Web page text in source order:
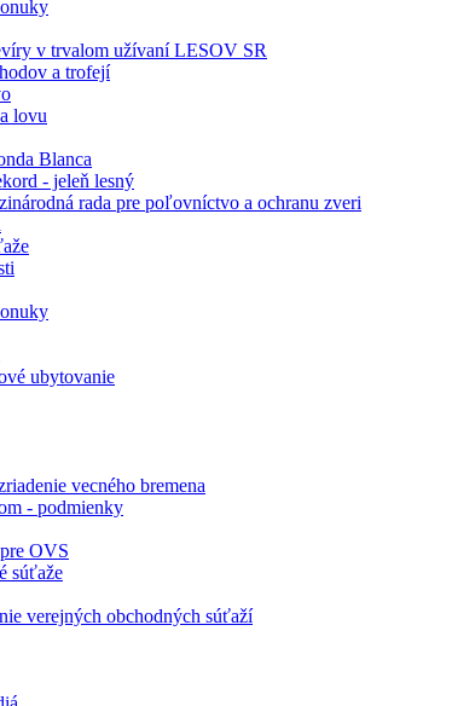
v trvalom užívaní LESOV SR
a trofejí
lovu
Blanca
- jeleň lesný
rada pre poľovníctvo a ochranu zveri
ubytovanie
vecného bremena
- podmienky
OVS
súťaže
verejných obchodných súťaží